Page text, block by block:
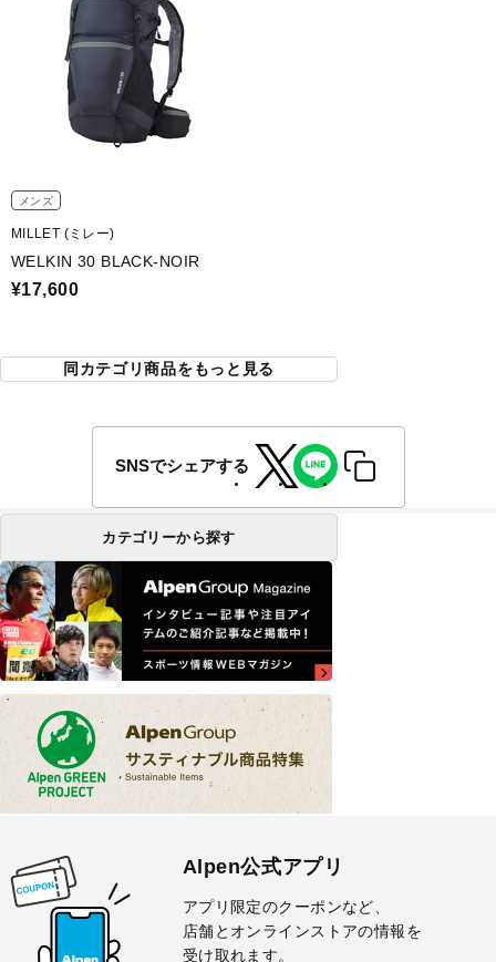
メンズ
MILLET (ミレー)
WELKIN 30 BLACK-NOIR
¥17,600
同カテゴリ商品をもっと見る
SNSでシェアする
カテゴリーから探す
Alpen公式アプリ
アプリ限定のクーポンなど、
店舗とオンラインストアの情報を
受け取れます。